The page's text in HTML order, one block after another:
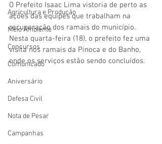
Agricultura e Produção
Meio Ambiente
Concursos
Comunicado
Aniversário
Defesa Civil
Nota de Pesar
Campanhas
O Prefeito Isaac Lima vistoria de perto as
ações das equipes que trabalham na
recuperação dos ramais do município.
Nesta quarta-feira (18), o prefeito fez uma
visita nos ramais da Pinoca e do Banho,
onde os serviços estão sendo concluídos.